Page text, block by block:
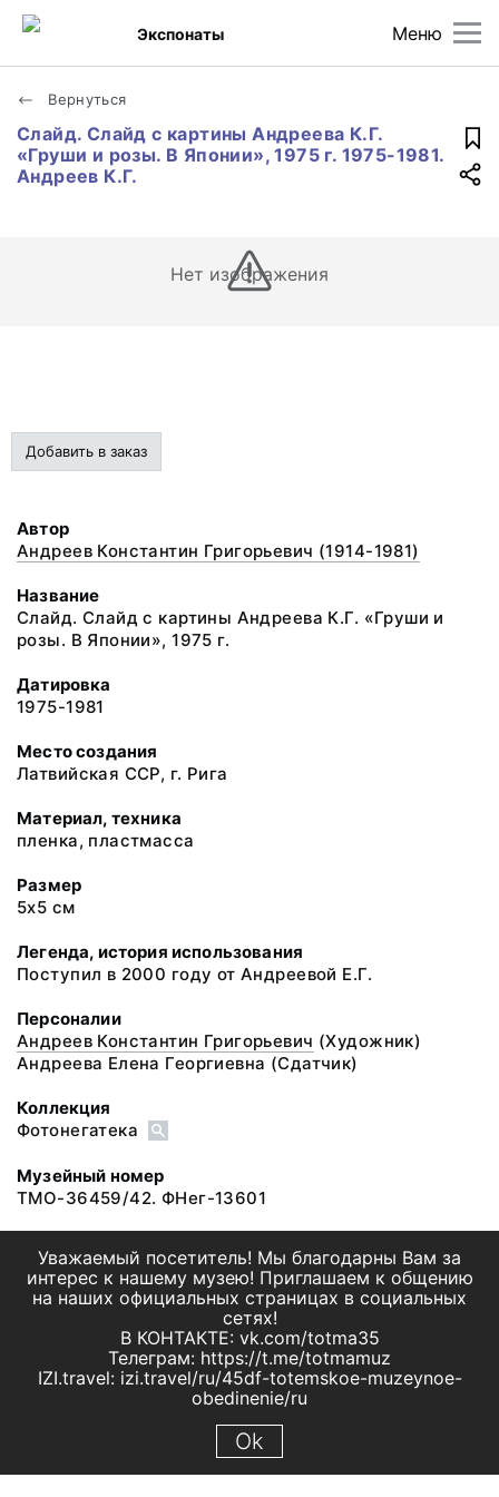
Меню
Экспонаты
Вернуться
Слайд. Слайд с картины Андреева К.Г.
«Груши и розы. В Японии», 1975 г. 1975-1981.
Андреев К.Г.
Нет изображения
Добавить в заказ
Автор
Андреев Константин Григорьевич (1914-1981)
Название
Слайд. Слайд с картины Андреева К.Г. «Груши и
розы. В Японии», 1975 г.
Датировка
1975-1981
Место создания
Латвийская ССР, г. Рига
Материал, техника
пленка, пластмасса
Размер
5х5 см
Легенда, история использования
Поступил в 2000 году от Андреевой Е.Г.
Персоналии
Андреев Константин Григорьевич (Художник)
Андреева Елена Георгиевна (Сдатчик)
Коллекция
Фотонегатека
Музейный номер
ТМО-36459/42. ФНег-13601
Уважаемый посетитель! Мы благодарны Вам за
интерес к нашему музею! Приглашаем к общению
на наших официальных страницах в социальных
сетях!
В КОНТАКТЕ: vk.com/totma35
Телеграм: https://t.me/totmamuz
IZI.travel: izi.travel/ru/45df-totemskoe-muzeynoe-
obedinenie/ru
Ok